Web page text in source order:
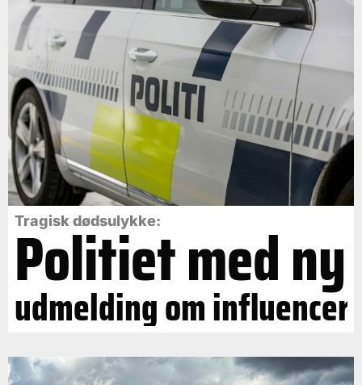
Tragisk dødsulykke:
Politiet med ny
udmelding om influencer